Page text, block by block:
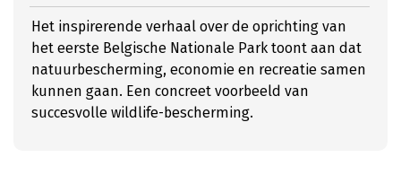
Het inspirerende verhaal over de oprichting van
het eerste Belgische Nationale Park toont aan dat
natuurbescherming, economie en recreatie samen
kunnen gaan. Een concreet voorbeeld van
succesvolle wildlife-bescherming.